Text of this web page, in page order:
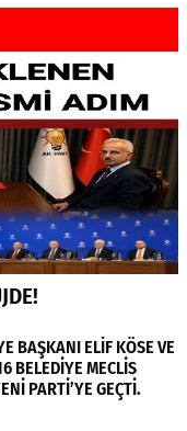
BAŞKANI ELİF KÖSE VE
BELEDİYE MECLİS
PARTİ’YE GEÇTİ.